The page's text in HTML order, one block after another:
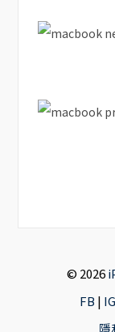
© 2026
FB | IG